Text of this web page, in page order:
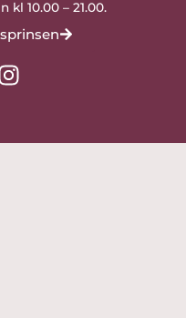
kl 10.00 – 21.00.
I
n